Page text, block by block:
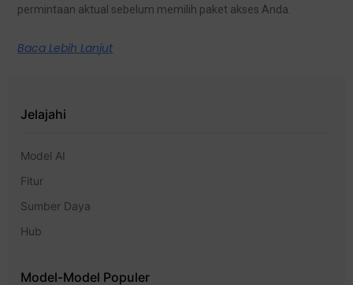
permintaan aktual sebelum memilih paket akses Anda.
Baca Lebih Lanjut
Jelajahi
Model AI
Fitur
Sumber Daya
Hub
Model-Model Populer